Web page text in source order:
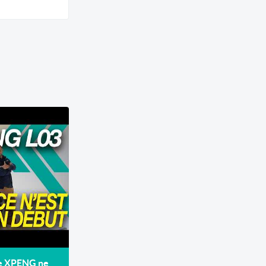
XPENG ne